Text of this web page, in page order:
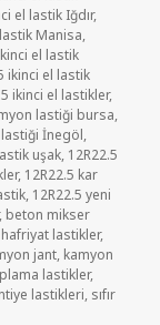
el lastik Iğdır,
Manisa,
el lastik
ikinci el lastik
ikinci el lastikler,
lastiği bursa,
lastiği İnegöl,
uşak, 12R22.5
, 12R22.5 kar
, 12R22.5 yeni
, beton mikser
hafriyat lastikler,
jant, kamyon
lastikler,
lastikleri, sıfır
LASTİKLER için